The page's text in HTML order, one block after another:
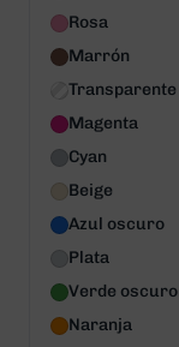
Rosa
Marrón
Transparente
Magenta
Cyan
Beige
Azul oscuro
Plata
Verde oscuro
Naranja